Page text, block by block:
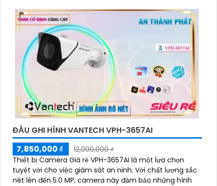
ĐẦU GHI HÌNH VANTECH VPH-3657AI
7,850,000 ₫
12,000,000 ₫
Thiết bị Camera Giá rẻ VPH-3657AI là một lựa chọn
tuyệt vời cho việc giám sát an ninh. Với chất lượng sắc
nét lên đến 5.0 MP, camera này đảm bảo những hình